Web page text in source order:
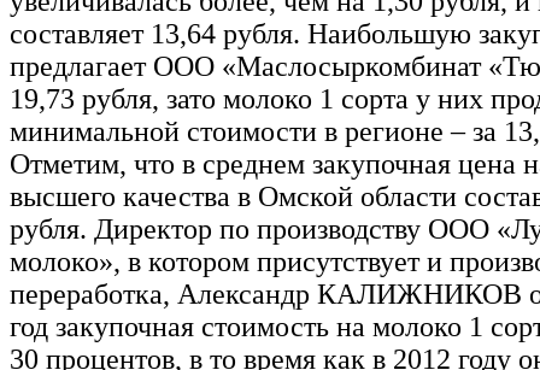
составляет 13,64 рубля. Наибольшую
предлагает ООО «Маслосыркомбинат
19,73 рубля, зато молоко 1 сорта у них
минимальной стоимости в регионе – за
Отметим, что в среднем закупочная цена
высшего качества в Омской области
рубля. Директор по производству ООО
молоко», в котором присутствует и
переработка, Александр КАЛИЖНИКОВ
год закупочная стоимость на молоко 1
30 процентов, в то время как в 2012 году